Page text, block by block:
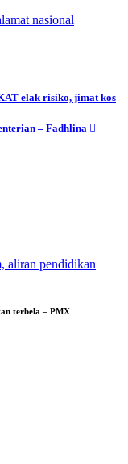
nasional
elak risiko, jimat kos
– Fadhlina
terbela – PMX